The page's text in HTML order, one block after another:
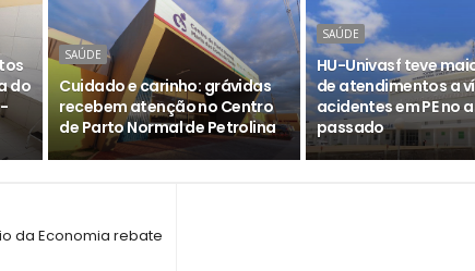
do
SAÚDE
Cuidado e carinho: grávidas
recebem atenção no Centro
de Parto Normal de Petrolina
SAÚDE
HU-Univasf teve
de atendimentos a
acidentes em PE no
passado
da Economia rebate